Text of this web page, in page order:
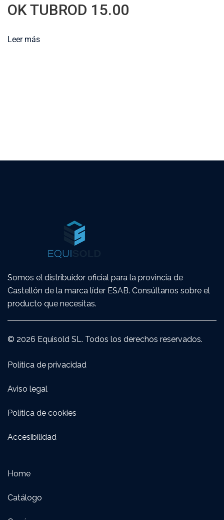
OK TUBROD 15.00
Leer más
Somos el distribuidor oficial para la provincia de
Castellón de la marca líder ESAB. Consúltanos sobre el
producto que necesitas.
© 2026 Equisold SL. Todos los derechos reservados.
Política de privacidad
Aviso legal
Política de cookies
Accesibilidad
Home
Catálogo